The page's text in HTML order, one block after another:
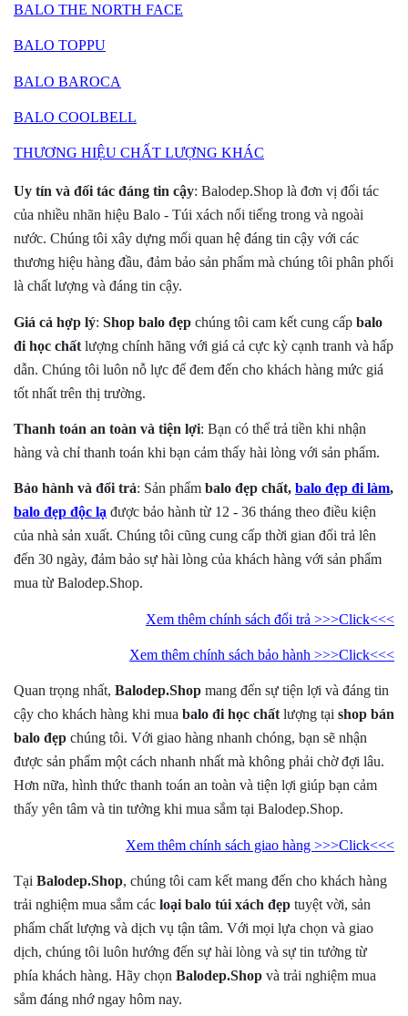
BALO THE NORTH FACE
BALO TOPPU
BALO BAROCA
BALO COOLBELL
THƯƠNG HIỆU CHẤT LƯỢNG KHÁC
Uy tín và đối tác đáng tin cậy: Balodep.Shop là đơn vị đối tác
của nhiều nhãn hiệu Balo - Túi xách nổi tiếng trong và ngoài
nước. Chúng tôi xây dựng mối quan hệ đáng tin cậy với các
thương hiệu hàng đầu, đảm bảo sản phẩm mà chúng tôi phân phối
là chất lượng và đáng tin cậy.
Giá cả hợp lý: Shop balo đẹp chúng tôi cam kết cung cấp balo
đi học chất lượng chính hãng với giá cả cực kỳ cạnh tranh và hấp
dẫn. Chúng tôi luôn nỗ lực để đem đến cho khách hàng mức giá
tốt nhất trên thị trường.
Thanh toán an toàn và tiện lợi: Bạn có thể trả tiền khi nhận
hàng và chỉ thanh toán khi bạn cảm thấy hài lòng với sản phẩm.
Bảo hành và đổi trả: Sản phẩm balo đẹp chất, balo đẹp đi làm,
balo đẹp độc lạ được bảo hành từ 12 - 36 tháng theo điều kiện
của nhà sản xuất. Chúng tôi cũng cung cấp thời gian đổi trả lên
đến 30 ngày, đảm bảo sự hài lòng của khách hàng với sản phẩm
mua từ Balodep.Shop.
Xem thêm chính sách đổi trả >>>Click<<<
Xem thêm chính sách bảo hành >>>Click<<<
Quan trọng nhất, Balodep.Shop mang đến sự tiện lợi và đáng tin
cậy cho khách hàng khi mua balo đi học chất lượng tại shop bán
balo đẹp chúng tôi. Với giao hàng nhanh chóng, bạn sẽ nhận
được sản phẩm một cách nhanh nhất mà không phải chờ đợi lâu.
Hơn nữa, hình thức thanh toán an toàn và tiện lợi giúp bạn cảm
thấy yên tâm và tin tưởng khi mua sắm tại Balodep.Shop.
Xem thêm chính sách giao hàng >>>Click<<<
Tại Balodep.Shop, chúng tôi cam kết mang đến cho khách hàng
trải nghiệm mua sắm các loại balo túi xách đẹp tuyệt vời, sản
phẩm chất lượng và dịch vụ tận tâm. Với mọi lựa chọn và giao
dịch, chúng tôi luôn hướng đến sự hài lòng và sự tin tưởng từ
phía khách hàng. Hãy chọn Balodep.Shop và trải nghiệm mua
sắm đáng nhớ ngay hôm nay.